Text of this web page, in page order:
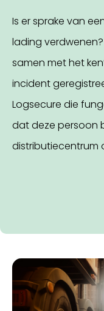
Is er sprake van
lading
samen met het
incident
Logsecure die
dat deze persoon
distributiecentrum